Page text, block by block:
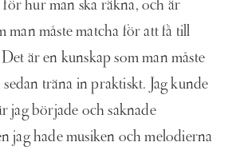
hur man ska räkna, och är
man måste matcha för att få till
är en kunskap som man måste
träna in praktiskt. Jag kunde
jag började och saknade
jag hade musiken och melodierna